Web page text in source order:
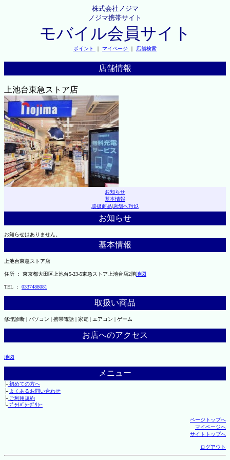
株式会社ノジマ
ノジマ携帯サイト
モバイル会員サイト
ポイント ｜ マイページ ｜ 店舗検索
店舗情報
上池台東急ストア店
お知らせ
基本情報
取扱商品|店舗へｱｸｾｽ
お知らせ
お知らせはありません。
基本情報
上池台東急ストア店
住所 ： 東京都大田区上池台5-23-5東急ストア上池台店2階地図
TEL ： 0337488081
取扱い商品
修理診断 | パソコン | 携帯電話 | 家電 | エアコン | ゲーム
お店へのアクセス
地図
メニュー
├初めての方へ
├ よくあるお問い合わせ
├ご利用規約
└ﾌﾟﾗｲﾊﾞｼｰﾎﾟﾘｼｰ
ページトップへ
マイページへ
サイトトップへ
ログアウト